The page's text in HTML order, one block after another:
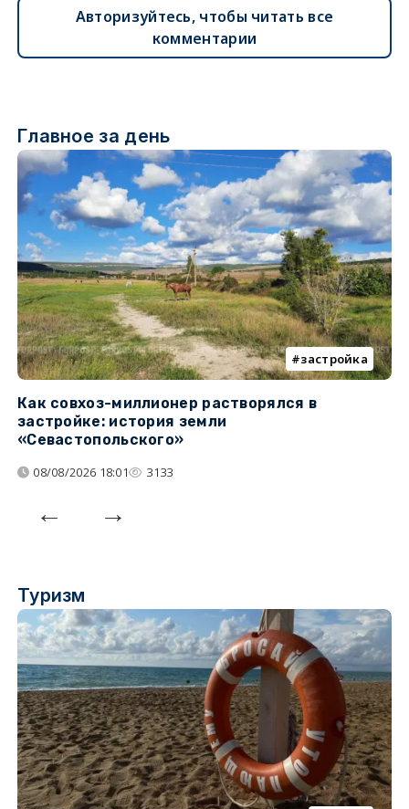
Авторизуйтесь, чтобы читать все
комментарии
Главное за день
застройка
Как совхоз-миллионер растворялся в
застройке: история земли
«Севастопольского»
08/08/2026 18:01 3133
Туризм